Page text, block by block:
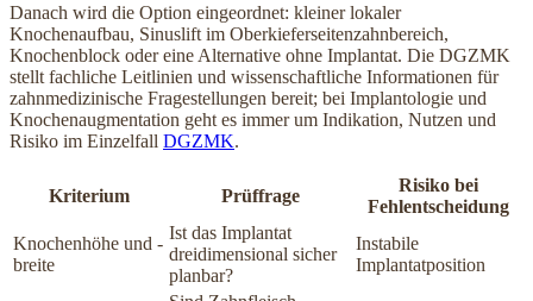
Danach wird die Option eingeordnet: kleiner lokaler
Knochenaufbau, Sinuslift im Oberkieferseitenzahnbereich,
Knochenblock oder eine Alternative ohne Implantat. Die DGZMK
stellt fachliche Leitlinien und wissenschaftliche Informationen für
zahnmedizinische Fragestellungen bereit; bei Implantologie und
Knochenaugmentation geht es immer um Indikation, Nutzen und
Risiko im Einzelfall DGZMK.
Kriterium Prüffrage
Risiko bei
Fehlentscheidung
Knochenhöhe und -
breite
Ist das Implantat
dreidimensional sicher
planbar?
Instabile
Implantatposition